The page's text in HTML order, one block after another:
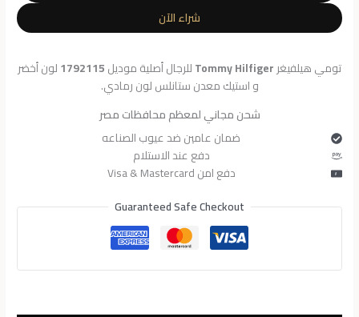
للرجال
1792115
شراء الآن
تومي هيلفيغرTommy Hilfiger للرجال أصلية موديل1792115لون أخضر
و استيك معدن ستانلس لون رمادي.
شحن مجاني لمعظم محافظات مصر
ضمان عامين ضد عيوب الصناعه
دفع عند الاستلام
دفع امن Visa & Mastercard
Guaranteed Safe Checkout